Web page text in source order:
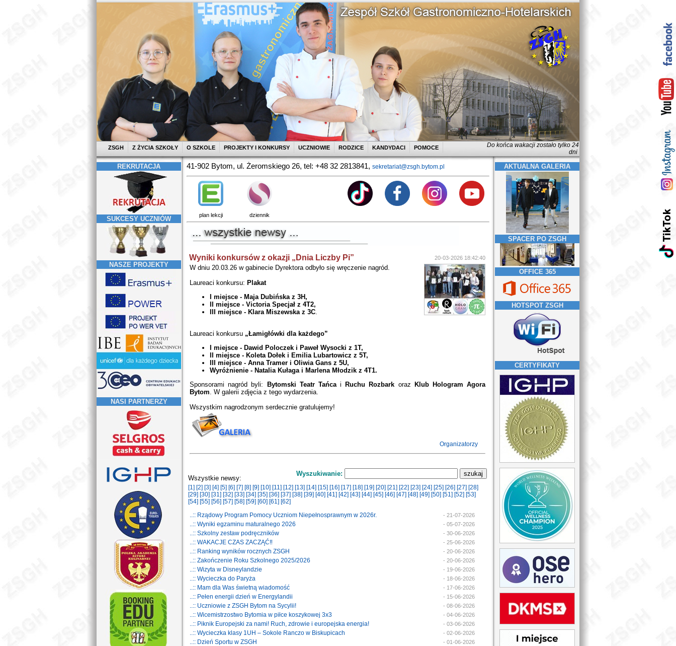
ZSGH Z ŻYCIA SZKOŁY O SZKOLE PROJEKTY I KONKURSY UCZNIOWIE RODZICE KANDYDACI POMOCE
Do końca wakacji zostało tylko 24
dni
REKRUTACJA
SUKCESY UCZNIÓW
NASZE PROJEKTY
NASI PARTNERZY
41-902 Bytom, ul. Żeromskiego 26, tel: +48 32 2813841, sekretariat@zsgh.bytom.pl
plan lekcji dziennik
Wyniki konkursów z okazji „Dnia Liczby Pi” 20-03-2026 18:42:40
W dniu 20.03.26 w gabinecie Dyrektora odbyło się wręczenie nagród.
Laureaci konkursu: Plakat
I miejsce - Maja Dubińska z 3H,
II miejsce - Victoria Specjał z 4T2,
III miejsce - Klara Miszewska z 3C.
Laureaci konkursu „Łamigłówki dla każdego”
I miejsce - Dawid Poloczek i Paweł Wysocki z 1T,
II miejsce - Koleta Dołek i Emilia Lubartowicz z 5T,
III miejsce - Anna Tramer i Oliwia Gans z 5U,
Wyróżnienie - Natalia Kułaga i Marlena Młodzik z 4T1.
Sponsorami nagród byli:
Bytomski Teatr Tańcai Ruchu Rozbark oraz
Klub Hologram Agora
Bytom. W galerii zdjęcia z tego wydarzenia.
Wszystkim nagrodzonym serdecznie gratulujemy!
Organizatorzy
Wszystkie newsy:
Wyszukiwanie:
[1] [2] [3] [4] [5] [6] [7] [8] [9] [10] [11] [12] [13] [14] [15] [16] [17] [18] [19] [20] [21] [22] [23] [24] [25] [26] [27] [28]
[29] [30] [31] [32] [33] [34] [35] [36] [37] [38] [39] [40] [41] [42] [43] [44] [45] [46] [47] [48] [49] [50] [51] [52] [53]
[54] [55] [56] [57] [58] [59] [60] [61] [62]
..:: Rządowy Program Pomocy Uczniom Niepełnosprawnym w 2026r.
- 21-07-2026
..:: Wyniki egzaminu maturalnego 2026 - 05-07-2026
..:: Szkolny zestaw podręczników - 30-06-2026
..:: WAKACJE CZAS ZACZĄĆ‼️ - 25-06-2026
..:: Ranking wyników rocznych ZSGH - 20-06-2026
..:: Zakończenie Roku Szkolnego 2025/2026 - 20-06-2026
..:: Wizyta w Disneylandzie - 19-06-2026
..:: Wycieczka do Paryża - 18-06-2026
..:: Mam dla Was świetną wiadomość - 17-06-2026
..:: Pełen energii dzień w Energylandii - 15-06-2026
..:: Uczniowie z ZSGH Bytom na Sycylii! - 08-06-2026
..:: Wicemistrzostwo Bytomia w piłce koszykowej 3x3 - 04-06-2026
..:: Piknik Europejski za nami! Ruch, zdrowie i europejska energia! - 03-06-2026
..:: Wycieczka klasy 1UH – Sokole Ranczo w Biskupicach - 02-06-2026
..:: Dzień Sportu w ZSGH - 01-06-2026
AKTUALNA GALERIA
SPACER PO ZSGH
OFFICE 365
HOTSPOT ZSGH
CERTYFIKATY